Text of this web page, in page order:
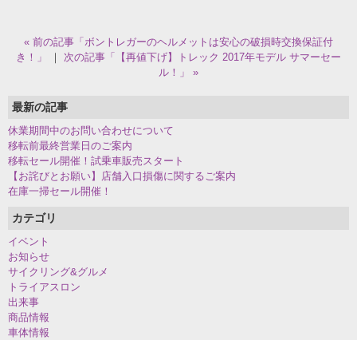
« 前の記事「ボントレガーのヘルメットは安心の破損時交換保証付
き！」
｜ 次の記事「【再値下げ】トレック 2017年モデル サマーセー
ル！」 »
最新の記事
休業期間中のお問い合わせについて
移転前最終営業日のご案内
移転セール開催！試乗車販売スタート
【お詫びとお願い】店舗入口損傷に関するご案内
在庫一掃セール開催！
カテゴリ
イベント
お知らせ
サイクリング&グルメ
トライアスロン
出来事
商品情報
車体情報